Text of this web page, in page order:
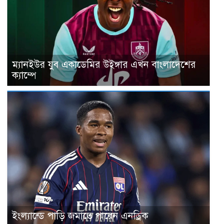
ম্যানইউর যুব একাডেমির উইঙ্গার এখন বাংলাদেশের
ক্যাম্পে
ইংল্যান্ডে পাড়ি জমাতে পারেন এনড্রিক